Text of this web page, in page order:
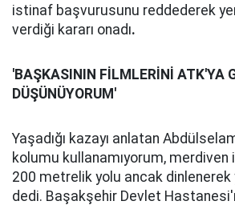
istinaf başvurusunu reddederek
verdiği kararı onadı.
'BAŞKASININ FİLMLERİNİ ATK'YA
DÜŞÜNÜYORUM'
Yaşadığı kazayı anlatan
kolumu kullanamıyorum, merdiven
200 metrelik yolu ancak dinlenerek
dedi. Başakşehir Devlet